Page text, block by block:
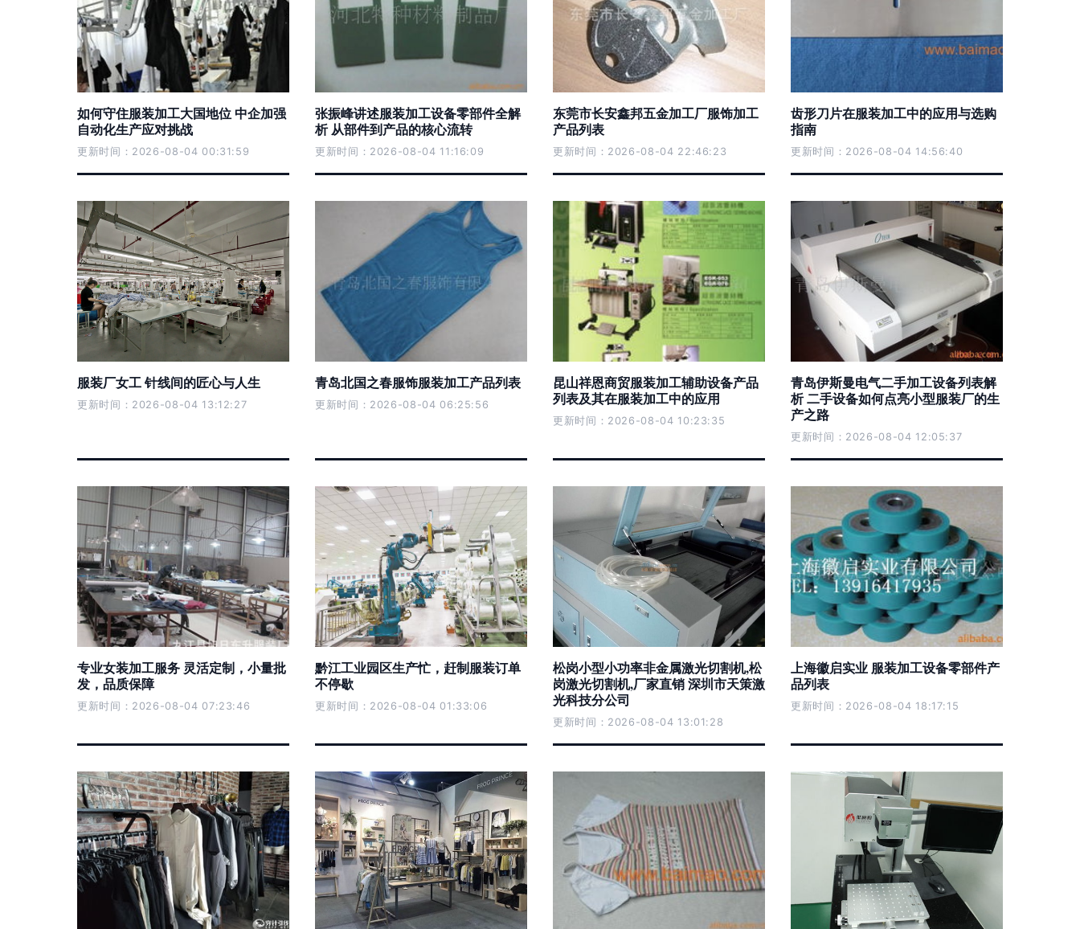
如何守住服装加工大国地位 中企加强
自动化生产应对挑战
更新时间：2026-08-04 00:31:59
张振峰讲述服装加工设备零部件全解
析 从部件到产品的核心流转
更新时间：2026-08-04 11:16:09
东莞市长安鑫邦五金加工厂服饰加工
产品列表
更新时间：2026-08-04 22:46:23
齿形刀片在服装加工中的应用与选购
指南
更新时间：2026-08-04 14:56:40
服装厂女工 针线间的匠心与人生
更新时间：2026-08-04 13:12:27
青岛北国之春服饰服装加工产品列表
更新时间：2026-08-04 06:25:56
昆山祥恩商贸服装加工辅助设备产品
列表及其在服装加工中的应用
更新时间：2026-08-04 10:23:35
青岛伊斯曼电气二手加工设备列表解
析 二手设备如何点亮小型服装厂的生
产之路
更新时间：2026-08-04 12:05:37
专业女装加工服务 灵活定制，小量批
发，品质保障
更新时间：2026-08-04 07:23:46
黔江工业园区生产忙，赶制服装订单
不停歇
更新时间：2026-08-04 01:33:06
松岗小型小功率非金属激光切割机,松
岗激光切割机,厂家直销 深圳市天策激
光科技分公司
更新时间：2026-08-04 13:01:28
上海徽启实业 服装加工设备零部件产
品列表
更新时间：2026-08-04 18:17:15